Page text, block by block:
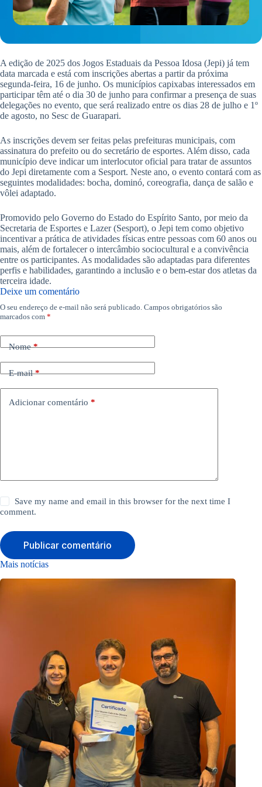
A edição de 2025 dos Jogos Estaduais da Pessoa Idosa (Jepi) já tem
data marcada e está com inscrições abertas a partir da próxima
segunda-feira, 16 de junho. Os municípios capixabas interessados em
participar têm até o dia 30 de junho para confirmar a presença de suas
delegações no evento, que será realizado entre os dias 28 de julho e 1º
de agosto, no Sesc de Guarapari.
As inscrições devem ser feitas pelas prefeituras municipais, com
assinatura do prefeito ou do secretário de esportes. Além disso, cada
município deve indicar um interlocutor oficial para tratar de assuntos
do Jepi diretamente com a Sesport. Neste ano, o evento contará com as
seguintes modalidades: bocha, dominó, coreografia, dança de salão e
vôlei adaptado.
Promovido pelo Governo do Estado do Espírito Santo, por meio da
Secretaria de Esportes e Lazer (Sesport), o Jepi tem como objetivo
incentivar a prática de atividades físicas entre pessoas com 60 anos ou
mais, além de fortalecer o intercâmbio sociocultural e a convivência
entre os participantes. As modalidades são adaptadas para diferentes
perfis e habilidades, garantindo a inclusão e o bem-estar dos atletas da
terceira idade.
Deixe um comentário
O seu endereço de e-mail não será publicado. Campos obrigatórios são
marcados com *
Nome*
E-mail*
Adicionar comentário *
Save my name and email in this browser for the next time I
comment.
Publicar comentário
Mais notícias